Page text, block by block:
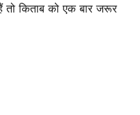
किताब को एक बार जरूर